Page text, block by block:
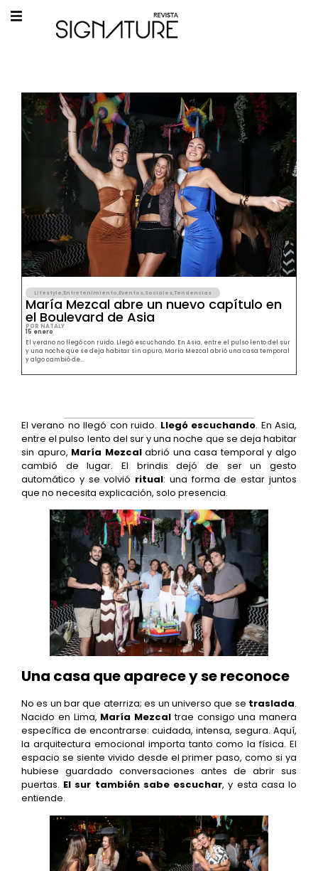
Lifestyle Entretenimiento Eventos Sociales Tendencias
María Mezcal abre un nuevo capítulo en
el Boulevard de Asia
POR NATALY
15 enero
El verano no llegó con ruido. Llegó escuchando. En Asia, entre el pulso lento del sur
y una noche que se deja habitar sin apuro, María Mezcal abrió una casa temporal
y algo cambió de...
El verano no llegó con ruido. Llegó escuchando. En Asia,
entre el pulso lento del sur y una noche que se deja habitar
sin apuro, María Mezcalabrió una casa temporal y algo
cambió de lugar. El brindis dejó de ser un gesto
automático y se volvió ritual: una forma de estar juntos
que no necesita explicación, solo presencia.
Una casa que aparece y se reconoce
No es un bar que aterriza; es un universo que se traslada.
Nacido en Lima, María Mezcal trae consigo una manera
específica de encontrarse: cuidada, intensa, segura. Aquí,
la arquitectura emocional importa tanto como la física. El
espacio se siente vivido desde el primer paso, como si ya
hubiese guardado conversaciones antes de abrir sus
puertas. El sur también sabe escuchar, y esta casa lo
entiende.